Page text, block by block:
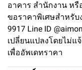
อาคาร สำนักงาน หรื
ขอราคาพิเศษสำหรับ
9917 Line ID
เปลี่ยนแปลงโดยไม่
เพื่ออัพเดทราคา